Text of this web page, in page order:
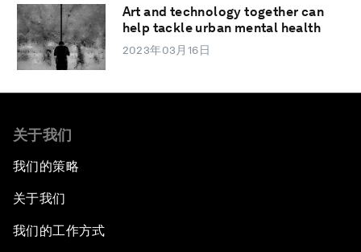
Art and technology together can
help tackle urban mental health
2023年03月16日
关于我们
我们的策略
关于我们
我们的工作方式